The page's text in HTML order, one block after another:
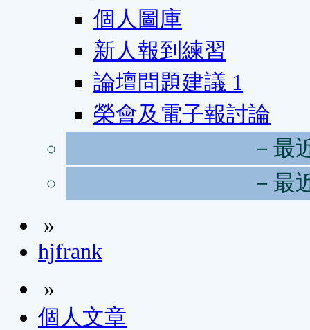
個人圖庫
新人報到練習
論壇問題建議 1
榮會及電子報討論
－最
－最
»
hjfrank
»
個人文章